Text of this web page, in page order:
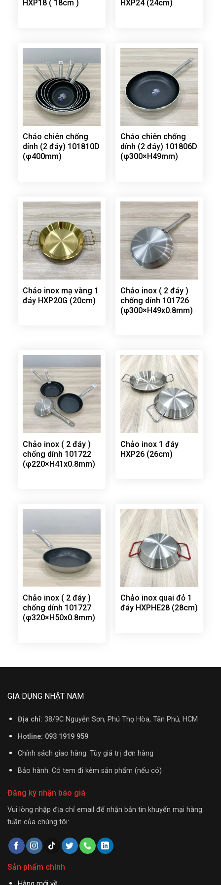
HXP18 ( 18cm ) HXP24 (24cm)
Chảo chiên chống
dính (2 đáy) 101810D
(φ400mm)
Chảo chiên chống
dính (2 đáy) 101806D
(φ300×H49mm)
Chảo inox mạ vàng 1
đáy HXP20G (20cm)
Chảo inox ( 2 đáy )
chống dính 101726
(φ300×H49x0.8mm)
Chảo inox ( 2 đáy )
chống dính 101722
(φ220×H41x0.8mm)
Chảo inox 1 đáy
HXP26 (26cm)
Chảo inox ( 2 đáy )
chống dính 101727
(φ320×H50x0.8mm)
Chảo inox quai đỏ 1
đáy HXPHE28 (28cm)
GIA DỤNG NHẬT NAM
Địa chỉ: 38/9C Nguyễn Sơn, Phú Thọ Hòa, Tân Phú, HCM
Hotline: 093 1919 959
Chính sách giao hàng: Tùy giá trị đơn hàng
Bảo hành: Có tem đi kèm sản phẩm (nếu có)
Đăng ký nhận báo giá
Vui lòng nhập địa chỉ email để nhận bản tin khuyến mại hàng
tuần của chúng tôi:
Sản phẩm chính